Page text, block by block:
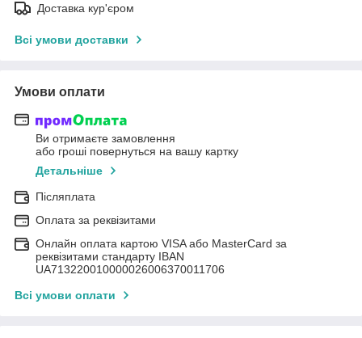
Доставка кур'єром
Всі умови доставки
Умови оплати
Ви отримаєте замовлення
або гроші повернуться на вашу картку
Детальніше
Післяплата
Оплата за реквізитами
Онлайн оплата картою VISA або MasterCard за
реквізитами стандарту IBAN
UA713220010000026006370011706
Всі умови оплати